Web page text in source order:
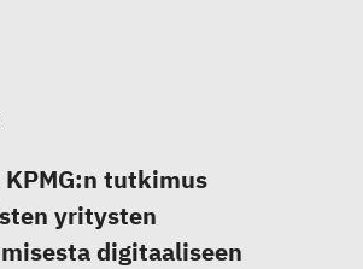
tutkimus
yritysten
digitaaliseen